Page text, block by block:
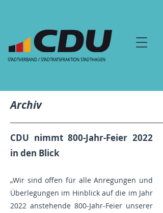
STADTVERBAND / STADTRATSFRAKTION STADTHAGEN
Archiv
CDU nimmt 800-Jahr-Feier 2022
in den Blick
„Wir sind offen für alle Anregungen und
Überlegungen im Hinblick auf die im Jahr
2022 anstehende 800-Jahr-Feier unserer